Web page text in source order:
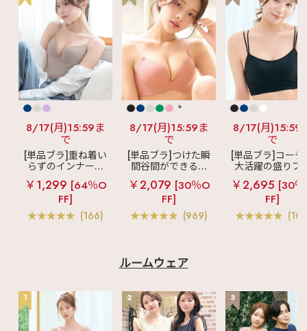
8/17(月)15:59ま
で
[単品ブラ]重ね着い
らずのインナーブ
ラ
リッチバスト
ブラトップ (ワイヤ
ー入り)
￥1,299 [64％O
FF]
(166)
+
8/17(月)15:59ま
で
[単品ブラ]つけた瞬
間谷間ができるシ
ームレスブラ
超
盛ブラ(R) シームレ
ス 単品ブラジャー
￥2,079 [30％O
FF]
(969)
8/17(月)15:59
で
[単品ブラ]コーデ
大活躍の盛りブ
ショートレン
ス ブラトップ 超
ブラ(R) 単品ブ
ャー
￥2,695 [30
FF]
ルームウェア
1 2 3